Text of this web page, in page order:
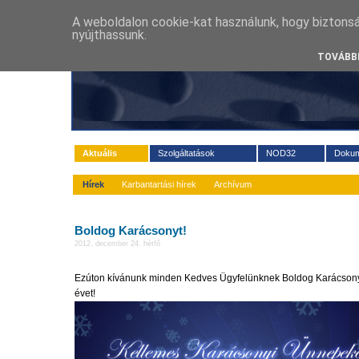
Aktuális Szolgáltatások NOD32
Hírek Karbantartási hírek Archívum
Boldog Karácsonyt!
2012. december 24. hétfő
Ezúton kívánunk minden Kedves Ügyfelünknek Boldog
évet!
A weboldalon cookie-kat használunk, hogy
nyújthassunk.